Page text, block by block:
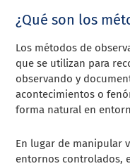
¿Qué son los
Los métodos de
que se utilizan para
observando y
acontecimientos o
forma natural en
En lugar de manipular
entornos controlados,